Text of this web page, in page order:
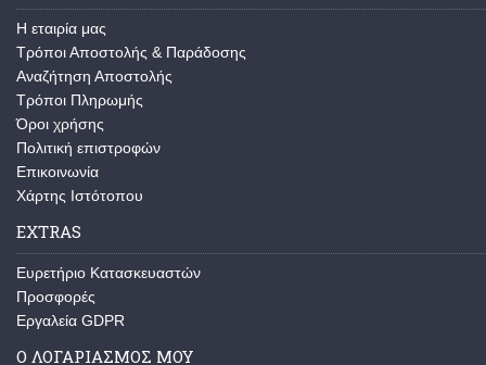
Η εταιρία μας
Τρόποι Αποστολής & Παράδοσης
Αναζήτηση Αποστολής
Τρόποι Πληρωμής
Όροι χρήσης
Πολιτική επιστροφών
Επικοινωνία
Χάρτης Ιστότοπου
EXTRAS
Ευρετήριο Κατασκευαστών
Προσφορές
Εργαλεία GDPR
Ο ΛΟΓΑΡΙΑΣΜΌΣ ΜΟΥ